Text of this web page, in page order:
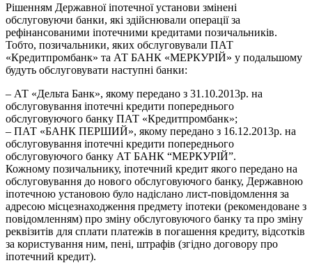
Рішенням Державної іпотечної установи змінені
обслуговуючи банки, які здійснювали операції за
рефінансованими іпотечними кредитами позичальників.
Тобто, позичальники, яких обслуговували ПАТ
«Кредитпромбанк» та АТ БАНК «МЕРКУРІЙ» у подальшому
будуть обслуговувати наступні банки:
– АТ «Дельта Банк», якому передано з 31.10.2013р. на
обслуговування іпотечні кредити попереднього
обслуговуючого банку ПАТ «Кредитпромбанк»;
– ПАТ «БАНК ПЕРШИЙ», якому передано з 16.12.2013р. на
обслуговування іпотечні кредити попереднього
обслуговуючого банку АТ БАНК “МЕРКУРІЙ”.
Кожному позичальнику, іпотечний кредит якого передано на
обслуговування до нового обслуговуючого банку, Державною
іпотечною установою було надіслано лист-повідомлення за
адресою місцезнаходження предмету іпотеки (рекомендоване з
повідомленням) про зміну обслуговуючого банку та про зміну
реквізитів для сплати платежів в погашення кредиту, відсотків
за користування ним, пені, штрафів (згідно договору про
іпотечний кредит).